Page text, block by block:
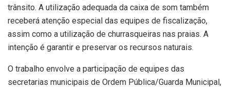
trânsito. A utilização adequada da caixa de som também
receberá atenção especial das equipes de fiscalização,
assim como a utilização de churrasqueiras nas praias. A
intenção é garantir e preservar os recursos naturais.
O trabalho envolve a participação de equipes das
secretarias municipais de Ordem Pública/Guarda Municipal,